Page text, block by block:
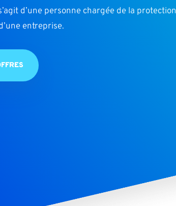
d’une personne chargée de la protection
entreprise.